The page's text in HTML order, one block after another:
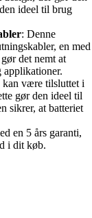
ideel til brug
: Denne
en med
det nemt at
applikationer.
være tilsluttet i
gør den ideel til
sikrer, at batteriet
en 5 års garanti,
i dit køb.